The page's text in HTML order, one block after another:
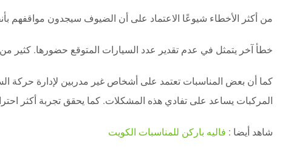
من أكثر الأخطاء شيوعًا الاعتماد على أن الضيوف سيجدون مواقفهم
خطأ آخر يتمثل في عدم تقدير عدد السيارات المتوقع حضورها.
كما أن بعض المناسبات تعتمد على أشخاص غير مدربين لإدارة حركة
المركبات يساعد على تفادي هذه المشكلات. كما يحقق تجربة أكثر
شاهد أيضا : فاليه باركن للمناسبات الكويت